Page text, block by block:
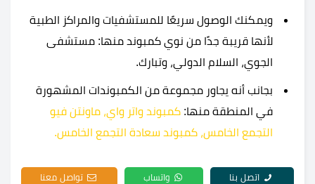
ويمكنك الوصول سريعًا للمستشفيات والمراكز الطبية
لأنها قريبة جدًا من نوي كمبوند منها: مستشفى
الجوي، السلام الدولي، وتبارك.
بجانب أنه يجاور مجموعة من الكمبوندات المشهورة
في المنطقة منها: كمبوند واتر واي، ماونتن فيو
التجمع الخامس، كمبوند سعادة التجمع الخامس.
اتصل بنا واتساب تواصل معنا